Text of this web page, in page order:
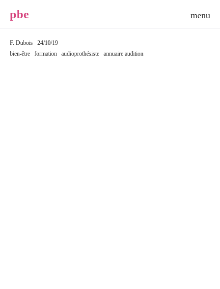
pbe
F. Dubois
24/10/19
bien-être
formation audioprothésiste annuaire audition